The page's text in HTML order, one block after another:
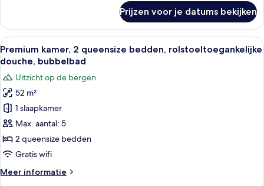
aan
de
binnenplaats
laden
kamer,
queensize
bedden,
en
magnetron,
aan
de
binnenplaats
Prijzen voor je datums bekijken
Alle
foto's
Premium
kamer,
2
queensize
bedden,
rolstoeltoegankelijke
bubbelbad
Een hotelkamer met twee bedden,
7
Premium kamer, 2 queensize bedden, rolstoeltoegankelijke
douche, bubbelbad
Uitzicht op de bergen
52 m²
1 slaapkamer
Max. aantal: 5
2 queensize bedden
Gratis wifi
Meer informatie
Meer